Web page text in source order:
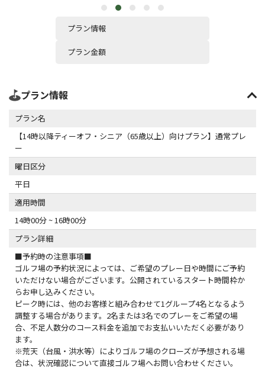
プラン情報
プラン金額
プラン情報
プラン名
【14時以降ティーオフ・シニア（65歳以上）向けプラン】通常プレ
ー
曜日区分
平日
適用時間
14時00分 ~ 16時00分
プラン詳細
■予約時の注意事項■
ゴルフ場の予約状況によっては、ご希望のプレー日や時間にご予約
いただけない場合がございます。公開されているスタート時間枠か
らお申し込みください。
ピーク時には、他のお客様と組み合わせて1グループ4名となるよう
調整する場合があります。2名または3名でのプレーをご希望の場
合、不足人数分のコース料金を追加でお支払いいただく必要があり
ます。
※荒天（台風・洪水等）によりゴルフ場のクローズが予想される場
合は、状況確認について直接ゴルフ場へお問い合わせください。